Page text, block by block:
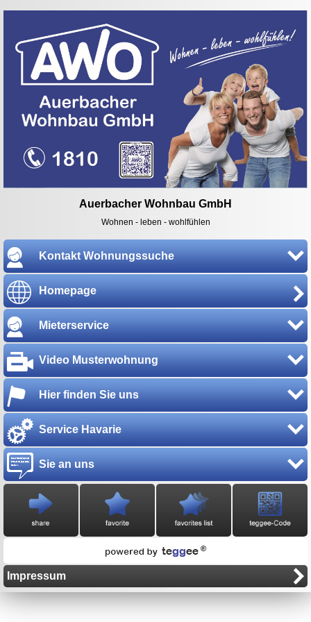
Auerbacher Wohnbau GmbH
Wohnen - leben - wohlfühlen
Kontakt Wohnungssuche
Homepage
Mieterservice
Video Musterwohnung
Hier finden Sie uns
Service Havarie
Sie an uns
Impressum